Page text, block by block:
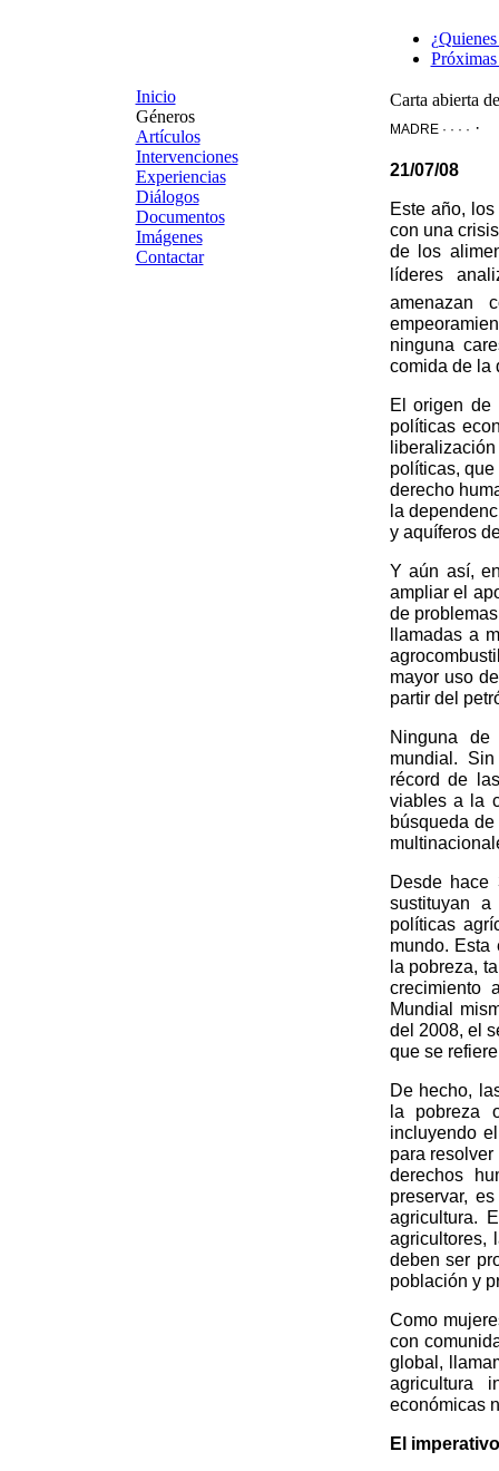
Inicio
Géneros
Artículos
Intervenciones
Experiencias
Diálogos
Documentos
Imágenes
Contactar
Carta abierta
MADRE · · · · ·
21/07/08
Este año,
con una
de los
líderes
amenazan
ninguna
comida de la
El origen de
políticas
políticas,
derecho
la
y aquíferos
Y aún así,
ampliar el
de
llamadas a
mayor uso
partir del
Ninguna
mundial.
récord de
viables a la
búsqueda
Desde
sustituyan
políticas
mundo.
la pobreza,
crecimiento
Mundial
del 2008, el
que se
De hecho,
la pobreza
incluyendo
para
derechos
preservar,
agricultura.
agricultores,
deben ser
población y
Como
con
global,
agricultura
económicas
El